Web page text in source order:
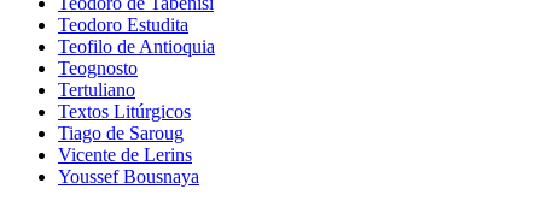
Teodoro Estudita
Teofilo de Antioquia
Teognosto
Tertuliano
Textos Litúrgicos
Tiago de Saroug
Vicente de Lerins
Youssef Bousnaya